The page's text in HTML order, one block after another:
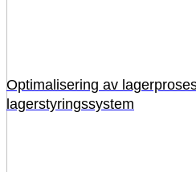
Optimalisering av
lagerstyringssystem